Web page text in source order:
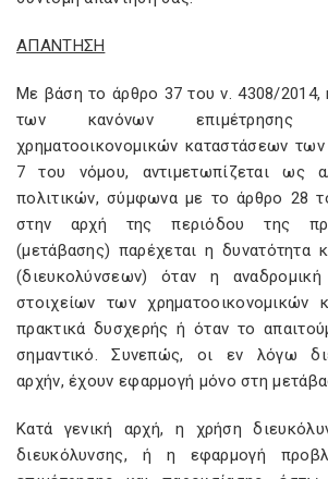
ΑΠΑΝΤΗΣΗ
Με βάση το άρθρο 37 του ν. 4308/
των κανόνων επιμέτρησης
χρηματοοικονομικών καταστάσεων
7 του νόμου, αντιμετωπίζεται ως
πολιτικών, σύμφωνα με το άρθρο 28
στην αρχή της περιόδου της
(μετάβασης) παρέχεται η δυνατότητα
(διευκολύνσεων) όταν η
στοιχείων των χρηματοοικονομικών
πρακτικά δυσχερής ή όταν το
σημαντικό. Συνεπώς, οι εν λόγω
αρχήν, έχουν εφαρμογή μόνο στη
Κατά γενική αρχή, η χρήση
διευκόλυνσης, ή η εφαρμογή